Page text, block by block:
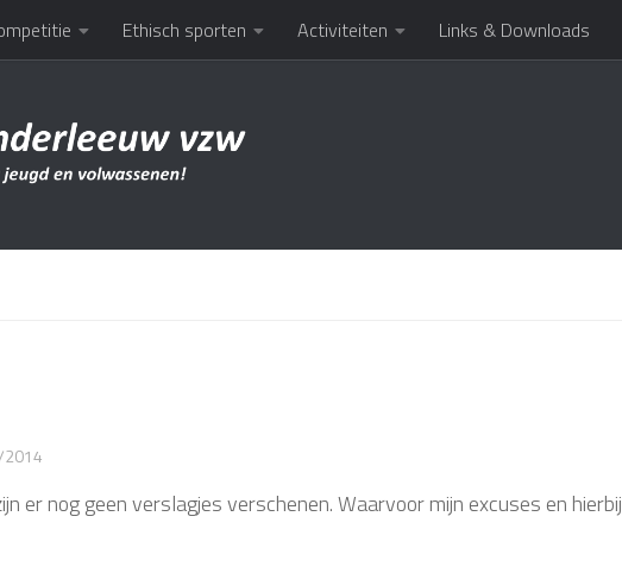
Ethisch sporten Activiteiten Links & Downloads
er nog geen verslagjes verschenen. Waarvoor mijn excuses en hierbij